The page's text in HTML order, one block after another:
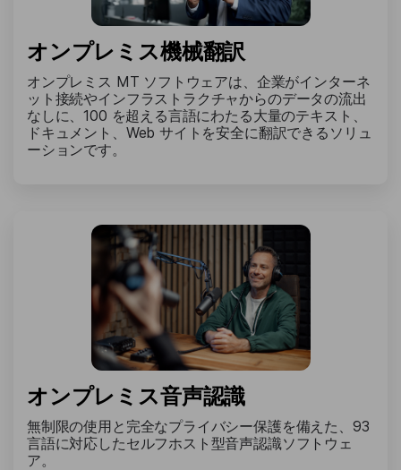
オンプレミス機械翻訳
オンプレミス MT ソフトウェアは、企業がインターネ
ット接続やインフラストラクチャからのデータの流出
なしに、100 を超える言語にわたる大量のテキスト、
ドキュメント、Web サイトを安全に翻訳できるソリュ
ーションです。
オンプレミス音声認識
無制限の使用と完全なプライバシー保護を備えた、93
言語に対応したセルフホスト型音声認識ソフトウェ
ア。